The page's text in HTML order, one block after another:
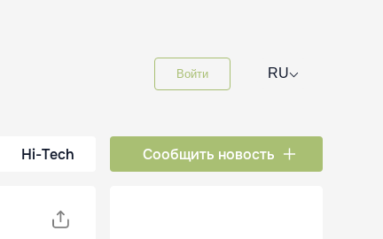
Войти RU⌵
Hi-Tech Сообщить новость